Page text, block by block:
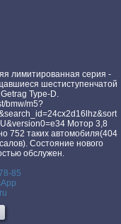
лимитированная серия -
шестиступенчатой
Type-D.
bmw/m5?
Мотор 3,8
752 таких автомобиля(404
Состояние нового
обслужен.
85